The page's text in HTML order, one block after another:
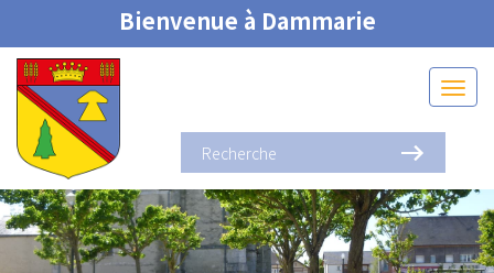
Bienvenue à Dammarie